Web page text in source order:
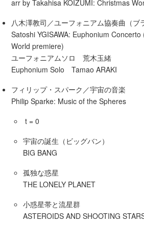
arr by Takahisa KOIZUMI: Christmas
八木澤教司／ユーフォニアム協奏曲（ブ
Satoshi YGISAWA: Euphonium
World premiere)
ユーフォニアムソロ 荒木玉緒
Euphonium Solo Tamao ARAKI
フィリップ・スパーク／宇宙の音楽
Philip Sparke: Music of the Spheres
t = 0
宇宙の誕生（ビッグバン）
BIG BANG
孤独な惑星
THE LONELY PLANET
小惑星帯と流星群
ASTEROIDS AND SHOOTING